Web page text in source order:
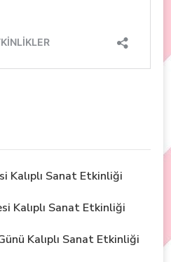
Kalıplı Sanat Etkinliği
Kalıplı Sanat Etkinliği
Kalıplı Sanat Etkinliği